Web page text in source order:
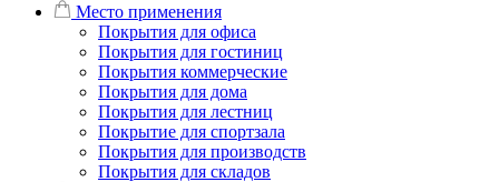
Место применения
Покрытия для офиса
Покрытия для гостиниц
Покрытия коммерческие
Покрытия для дома
Покрытия для лестниц
Покрытие для спортзала
Покрытия для производств
Покрытия для складов